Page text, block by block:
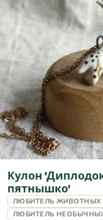
Кулон
пятнышко'
ЛЮБИТЕЛЬ ЖИВОТНЫХ
ЛЮБИТЕЛЬ